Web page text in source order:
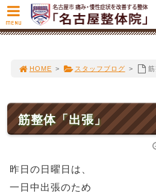
HOME > スタッフブログ > 筋
筋整体「出張」
昨日の日曜日は、
一日中出張のため
MENU